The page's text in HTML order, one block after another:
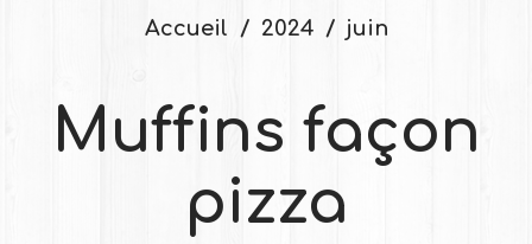
Accueil 2024 juin
Muffins façon
pizza